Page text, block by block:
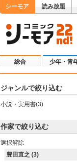
シーモア 読み放題
総合 少年・青
ジャンルで絞り込む
小説・実用書(3)
作家で絞り込む
選択解除
豊田直之 (3)